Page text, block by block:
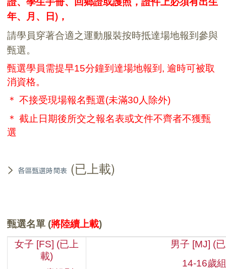
年、月、日)，
請學員穿著合適之運動服裝按時抵達場地報到參與
甄選。
甄選學員需提早15分鐘到達場地報到 ,逾時可被取
消資格。
＊不接受現場報名甄選(未滿30人除外)
＊ 截止日期後所交之報名表或文件不齊者不獲甄
選
> 各區甄選時間表 (已上載)
甄選名單 (將陸續上載)
女子 [FS] (已上
載)
男子 [MJ] (
14-16歲